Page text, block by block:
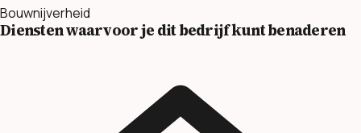
Bouwnijverheid
Diensten waarvoor je dit bedrijf kunt benaderen